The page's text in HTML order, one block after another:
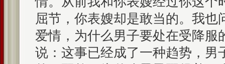
屈节，你表嫂却是敢当的。我也
爱情，为什么男子要处在受降服
说：这事已经成了一种趋势，男